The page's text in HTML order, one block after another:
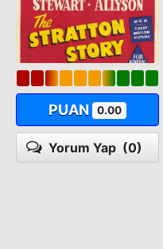
PUAN 0.00
Yorum Yap (0)